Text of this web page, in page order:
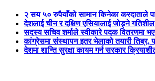
२ सय ५० रुपैयाँको सामान किनेका करदाताले
देशलाई चीन र दक्षिण एसियालाई जोड्ने
सदस्य सचिव शर्माले स्वीकारे पदक वितरणमा
कांग्रेसमा संस्थापन इतर भेलाको तयारी तिब्र,
देशमा शान्ति सुरक्षा कायम गर्न सरकार